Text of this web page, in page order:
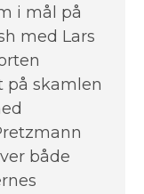
i mål på
med Lars
på skamlen
både